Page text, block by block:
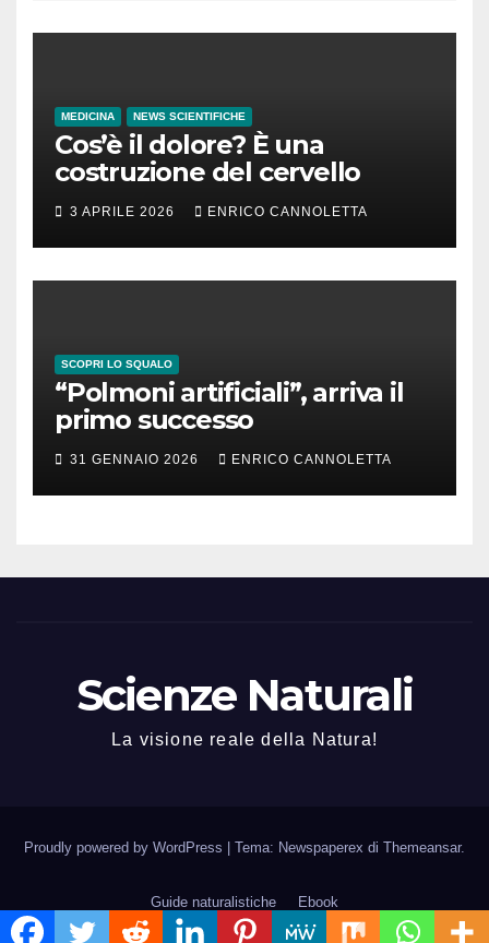
MEDICINA NEWS SCIENTIFICHE
Cos’è il dolore? È una
costruzione del cervello
3 APRILE 2026 ENRICO CANNOLETTA
SCOPRI LO SQUALO
“Polmoni artificiali”, arriva il
primo successo
31 GENNAIO 2026 ENRICO CANNOLETTA
Scienze Naturali
La visione reale della Natura!
Proudly powered by WordPress Tema: Newspaperex di Themeansar.
Guide naturalistiche Ebook